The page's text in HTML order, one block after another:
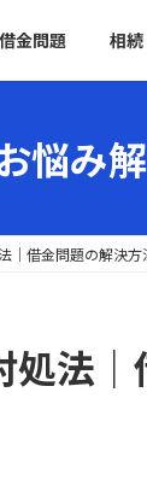
借金問題 相
悩み
｜借金問題の解決
処法